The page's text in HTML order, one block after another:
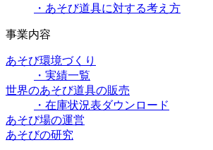
・あそび道具に対する考え方
事業内容
あそび環境づくり
・実績一覧
世界のあそび道具の販売
・在庫状況表ダウンロード
あそび場の運営
あそびの研究